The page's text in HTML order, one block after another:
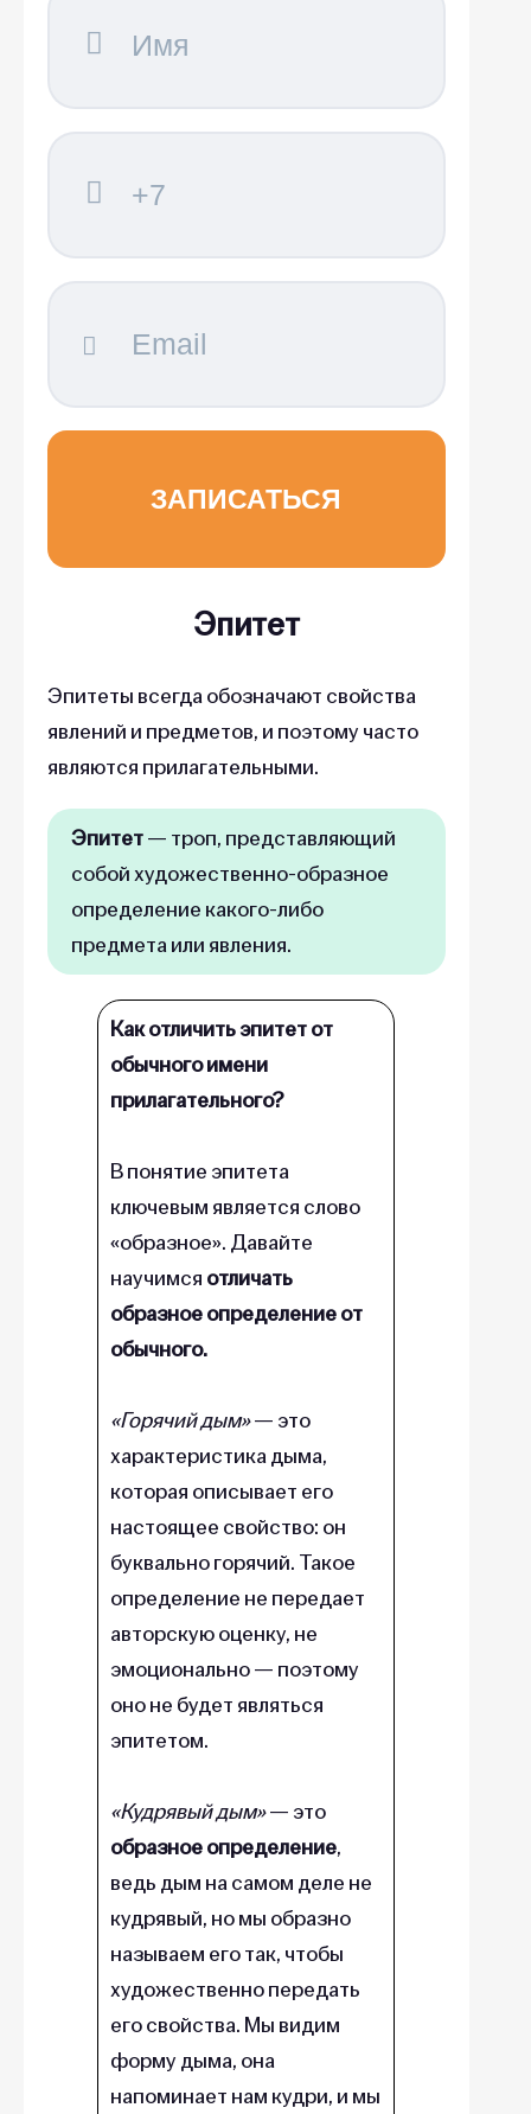
Эпитет
Эпитеты всегда обозначают свойства
явлений и предметов, и поэтому часто
являются прилагательными.
Эпитет— троп, представляющий
собой художественно-образное
определение какого-либо
предмета или явления.
Как отличить эпитет от
обычного имени
прилагательного?
В понятие эпитета
ключевым является слово
«образное». Давайте
научимся отличать
образное определение от
обычного.
«Горячий дым»— это
характеристика дыма,
которая описывает его
настоящее свойство: он
буквально горячий. Такое
определение не передает
авторскую оценку, не
эмоционально — поэтому
оно не будет являться
эпитетом.
«Кудрявый дым»— это
образное определение,
ведь дым на самом деле не
кудрявый, но мы образно
называем его так, чтобы
художественно передать
его свойства. Мы видим
форму дыма, она
напоминает нам кудри, и мы